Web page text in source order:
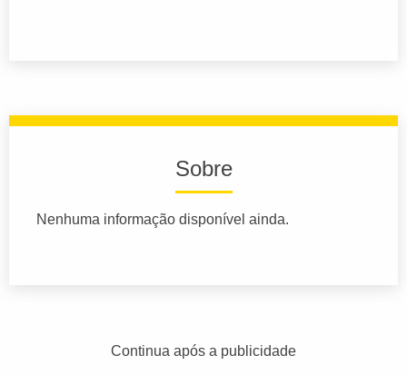
Sobre
Nenhuma informação disponível ainda.
Continua após a publicidade